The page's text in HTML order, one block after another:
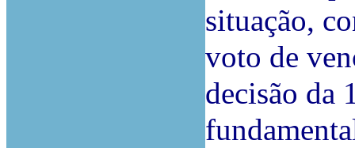
situação,
voto de
decisão da